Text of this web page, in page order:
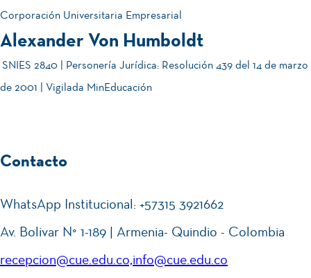
Corporación Universitaria Empresarial
Alexander Von Humboldt
SNIES 2840 | Personería Jurídica: Resolución 439 del 14 de marzo
de 2001 | Vigilada MinEducación
Contacto
WhatsApp Institucional: +57315 3921662
Av. Bolivar N° 1-189 | Armenia- Quindio - Colombia
recepcion@cue.edu.co,info@cue.edu.co